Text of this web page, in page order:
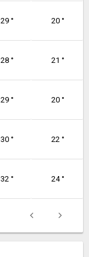
29 ° 20 °
28 ° 21 °
29 ° 20 °
30 ° 22 °
32 ° 24 °